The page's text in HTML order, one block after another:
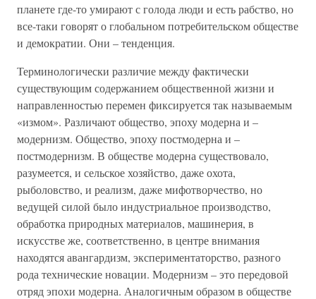
планете где-то умирают с голода люди и есть рабство, но
все-таки говорят о глобальном потребительском обществе
и демократии. Они – тенденция.
Терминологически различие между фактически
существующим содержанием общественной жизни и
направленностью перемен фиксируется так называемым
«измом». Различают общество, эпоху модерна и –
модернизм. Общество, эпоху постмодерна и –
постмодернизм. В обществе модерна существовало,
разумеется, и сельское хозяйство, даже охота,
рыболовство, и реализм, даже мифотворчество, но
ведущей силой было индустриальное производство,
обработка природных материалов, машинерия, в
искусстве же, соответственно, в центре внимания
находятся авангардизм, экспериментаторство, разного
рода технические новации. Модернизм – это передовой
отряд эпохи модерна. Аналогичным образом в обществе